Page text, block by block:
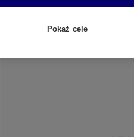
Dziennik
wykluczył jednak
Pokaż cele